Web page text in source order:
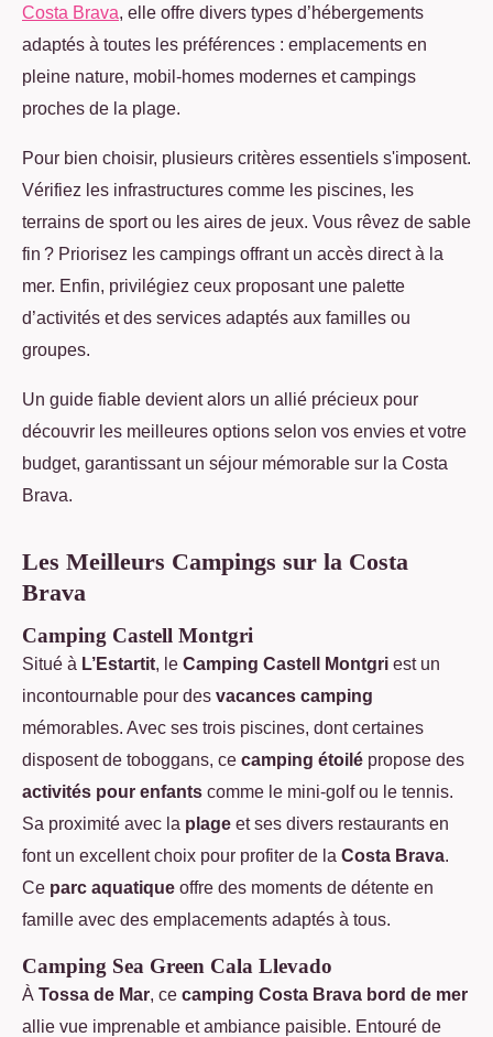
Costa Brava, elle offre divers types d’hébergements
adaptés à toutes les préférences : emplacements en
pleine nature, mobil-homes modernes et campings
proches de la plage.
Pour bien choisir, plusieurs critères essentiels s'imposent.
Vérifiez les infrastructures comme les piscines, les
terrains de sport ou les aires de jeux. Vous rêvez de sable
fin ? Priorisez les campings offrant un accès direct à la
mer. Enfin, privilégiez ceux proposant une palette
d’activités et des services adaptés aux familles ou
groupes.
Un guide fiable devient alors un allié précieux pour
découvrir les meilleures options selon vos envies et votre
budget, garantissant un séjour mémorable sur la Costa
Brava.
Les Meilleurs Campings sur la Costa
Brava
Camping Castell Montgri
Situé à L’Estartit , le Camping Castell Montgri est un
incontournable pour des vacances camping
mémorables. Avec ses trois piscines, dont certaines
disposent de toboggans, ce camping étoilé propose des
activités pour enfants comme le mini-golf ou le tennis.
Sa proximité avec la plage et ses divers restaurants en
font un excellent choix pour profiter de la Costa Brava
Ce parc aquatique offre des moments de détente en
famille avec des emplacements adaptés à tous.
Camping Sea Green Cala Llevado
À Tossa de Mar , ce camping Costa Brava bord de mer
allie vue imprenable et ambiance paisible. Entouré de